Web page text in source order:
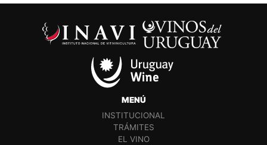
MENÚ
INSTITUCIONAL
TRÁMITES
EL VINO